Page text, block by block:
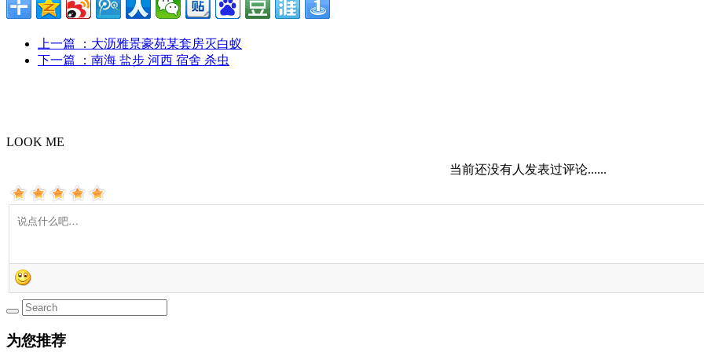
上一篇
：大沥雅景豪苑某套房灭白蚁
下一篇
：南海 盐步 河西 宿舍 杀虫
LOOK ME
当前还没有人发表过评论......
为您推荐